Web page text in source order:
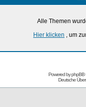
Alle Themen
Hier klicken , um
Powered byphpBB
Deutsche